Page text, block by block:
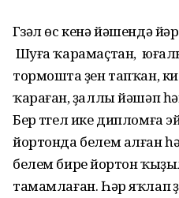
Гүзәл өс кенә йәшендә
Шуға ҡарамаҫтан,
тормошта үҙен тапҡан,
ҡараған, үҙаллы йәшәп
Бер түгел ике дипломға
йортонда белем алған
белем биреү йортон
тамамлаған. Һәр яҡлап